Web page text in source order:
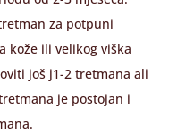
za potpuni
kože ili velikog viška
još j1-2 tretmana ali
je postojan i